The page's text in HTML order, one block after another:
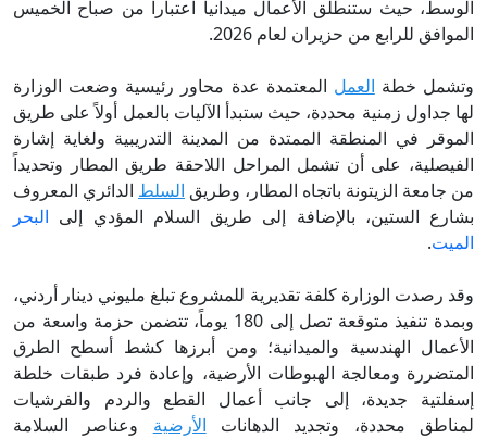
معارضين
الأشغال: عبث وتخريب يطال برج إنارة على
تنويه من إدارة ترخيص السائقين والمركبات
اعتبارا من الأحد وحتى الخميس
الوسط، حيث ستنطلق الأعمال ميدانياً اعتباراً من صباح الخميس
الموافق للرابع من حزيران لعام 2026.
وتشمل خطة العمل المعتمدة عدة محاور رئيسية وضعت الوزارة
لها جداول زمنية محددة، حيث ستبدأ الآليات بالعمل أولاً على طريق
الموقر في المنطقة الممتدة من المدينة التدريبية ولغاية إشارة
الفيصلية، على أن تشمل المراحل اللاحقة طريق المطار وتحديداً
من جامعة الزيتونة باتجاه المطار، وطريق السلط الدائري المعروف
بشارع الستين، بالإضافة إلى طريق السلام المؤدي إلى البحر
الميت.
وقد رصدت الوزارة كلفة تقديرية للمشروع تبلغ مليوني دينار أردني،
وبمدة تنفيذ متوقعة تصل إلى 180 يوماً، تتضمن حزمة واسعة من
الأعمال الهندسية والميدانية؛ ومن أبرزها كشط أسطح الطرق
المتضررة ومعالجة الهبوطات الأرضية، وإعادة فرد طبقات خلطة
إسفلتية جديدة، إلى جانب أعمال القطع والردم والفرشيات
لمناطق محددة، وتجديد الدهانات الأرضية وعناصر السلامة